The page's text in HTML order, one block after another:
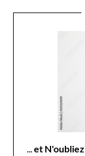
...et